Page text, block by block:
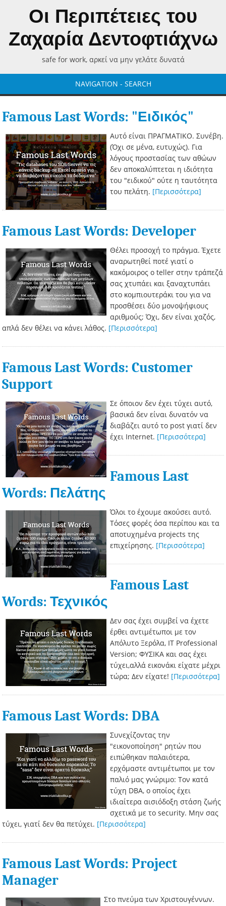
Οι Περιπέτειες του
Ζαχαρία Δεντοφτιάχνω
safe for work, αρκεί να μην γελάτε δυνατά
NAVIGATION - SEARCH
Famous Last Words: "Ειδικός"
Αυτό είναι ΠΡΑΓΜΑΤΙΚΟ. Συνέβη.
(Όχι σε μένα, ευτυχώς). Για
λόγους προστασίας των αθώων
δεν αποκαλύπτεται η ιδιότητα
του "ειδικού" ούτε η ταυτότητα
του πελάτη. [Περισσότερα]
Famous Last Words: Developer
Θέλει προσοχή το πράγμα. Έχετε
αναρωτηθεί ποτέ γιατί ο
κακόμοιρος ο teller στην τράπεζά
σας χτυπάει και ξαναχτυπάει
στο κομπιουτεράκι του για να
προσθέσει δύο μονοψήφιους
αριθμούς; Όχι, δεν είναι χαζός,
απλά δεν θέλει να κάνει λάθος. [Περισσότερα]
Famous Last Words: Customer
Support
Σε όποιον δεν έχει τύχει αυτό,
βασικά δεν είναι δυνατόν να
διαβάζει αυτό το post γιατί δεν
έχει Internet. [Περισσότερα]
Famous Last
Words: Πελάτης
Όλοι το έχουμε ακούσει αυτό.
Τόσες φορές όσα περίπου και τα
αποτυχημένα projects της
επιχείρησης. [Περισσότερα]
Famous Last
Words: Τεχνικός
Δεν σας έχει συμβεί να έχετε
έρθει αντιμέτωποι με τον
Απόλυτο Ξερόλα, IT Professional
Version; ΦΥΣΙΚΑ και σας έχει
τύχει,αλλά εικονάκι είχατε μέχρι
τώρα; Δεν είχατε! [Περισσότερα]
Famous Last Words: DBA
Συνεχίζοντας την
"εικονοποίηση" ρητών που
ειπώθηκαν παλαιότερα,
ερχόμαστε αντιμέτωποι με τον
παλιό μας γνώριμο: Τον κατά
τύχη DBA, ο οποίος έχει
ιδιαίτερα αισιόδοξη στάση ζωής
σχετικά με το security. Μην σας
τύχει, γιατί δεν θα πετύχει. [Περισσότερα]
Famous Last Words: Project
Manager
Στο πνεύμα των Χριστουγέννων.